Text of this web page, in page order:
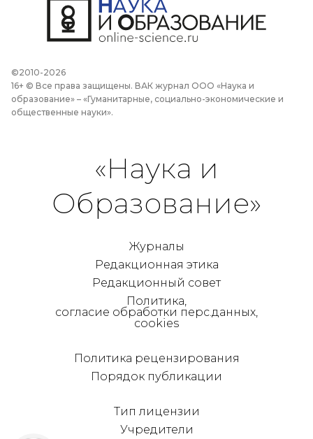
©2010-2026
16+ © Все права защищены. ВАК журнал ООО «Наука и
образование» – «Гуманитарные, социально-экономические и
общественные науки».
«Наука и
Образование»
Журналы
Редакционная этика
Редакционный совет
Политика,
согласие обработки перс.данных,
cookies
Политика рецензирования
Порядок публикации
Тип лицензии
Учредители